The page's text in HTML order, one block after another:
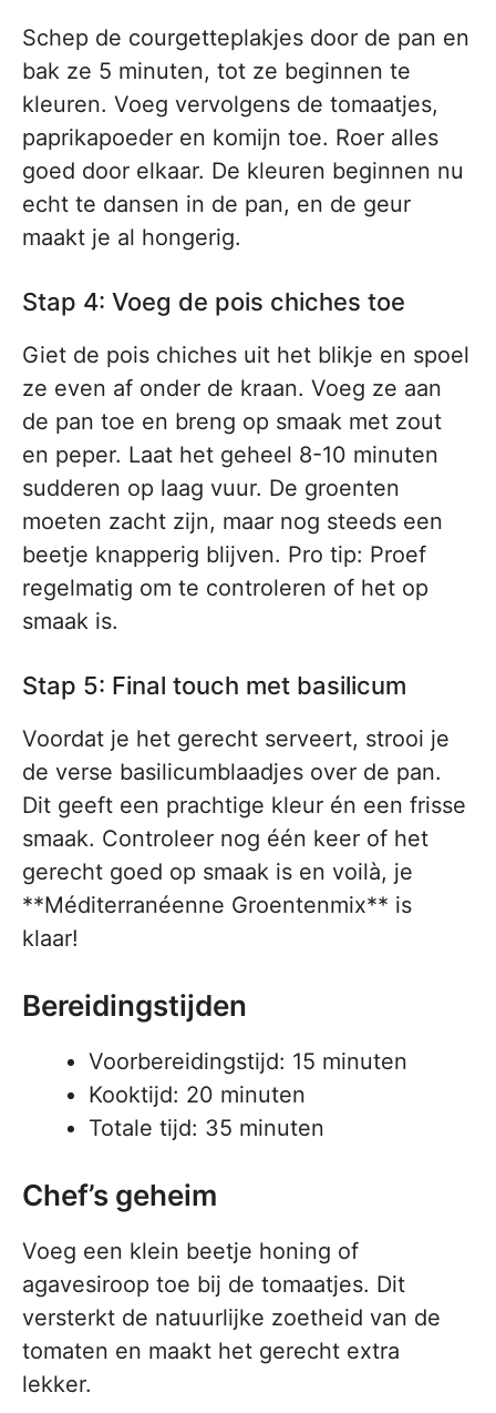
Schep de courgetteplakjes door de pan en
bak ze 5 minuten, tot ze beginnen te
kleuren. Voeg vervolgens de tomaatjes,
paprikapoeder en komijn toe. Roer alles
goed door elkaar. De kleuren beginnen nu
echt te dansen in de pan, en de geur
maakt je al hongerig.
Stap 4: Voeg de pois chiches toe
Giet de pois chiches uit het blikje en spoel
ze even af onder de kraan. Voeg ze aan
de pan toe en breng op smaak met zout
en peper. Laat het geheel 8-10 minuten
sudderen op laag vuur. De groenten
moeten zacht zijn, maar nog steeds een
beetje knapperig blijven. Pro tip: Proef
regelmatig om te controleren of het op
smaak is.
Stap 5: Final touch met basilicum
Voordat je het gerecht serveert, strooi je
de verse basilicumblaadjes over de pan.
Dit geeft een prachtige kleur én een frisse
smaak. Controleer nog één keer of het
gerecht goed op smaak is en voilà, je
**Méditerranéenne Groentenmix** is
klaar!
Bereidingstijden
Voorbereidingstijd: 15 minuten
Kooktijd: 20 minuten
Totale tijd: 35 minuten
Chef’s geheim
Voeg een klein beetje honing of
agavesiroop toe bij de tomaatjes. Dit
versterkt de natuurlijke zoetheid van de
tomaten en maakt het gerecht extra
lekker.